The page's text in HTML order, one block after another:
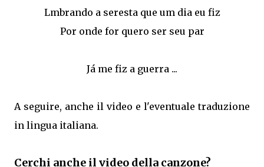
Lmbrando a seresta que um dia eu fiz
Por onde for quero ser seu par
Já me fiz a guerra ...
A seguire, anche il video e l'eventuale traduzione
in lingua italiana.
Cerchi anche il video della canzone?